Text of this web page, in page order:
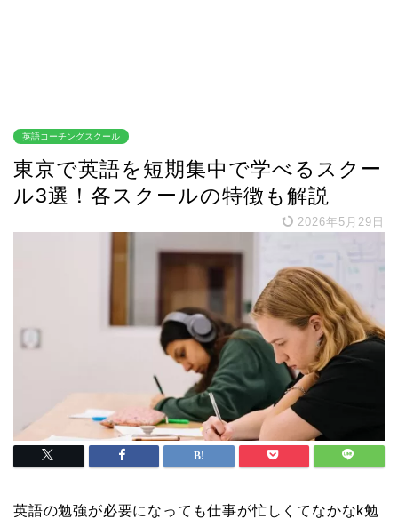
英語コーチングスクール
東京で英語を短期集中で学べるスクー
ル3選！各スクールの特徴も解説
2026年5月29日
英語の勉強が必要になっても仕事が忙しくてなかなk勉